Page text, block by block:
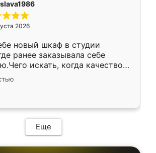
2026
новый шкаф в студии
ранее заказывала себе
искать, когда качеством
Служит кухня уже почти
нет.
Еще